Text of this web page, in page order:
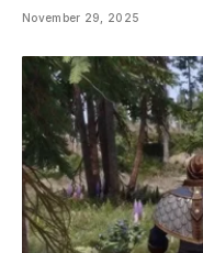
November 29, 2025